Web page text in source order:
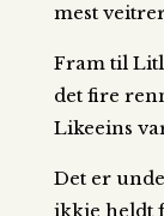
mest
Fram til
det fire
Likeeins
Det er
ikkje heldt